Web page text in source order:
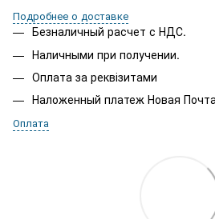
Подробнее о доставке
Безналичный расчет с НДС.
Наличными при получении.
Оплата за реквізитами
Наложенный платеж Новая
Оплата